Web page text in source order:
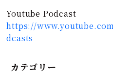
Youtube Podcast
https://
dcasts
カテゴリー